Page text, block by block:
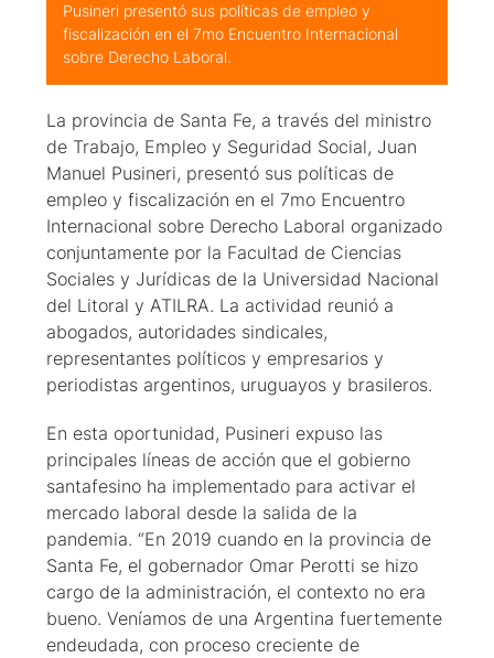
Pusineri presentó sus políticas de empleo y
fiscalización en el 7mo Encuentro Internacional
sobre Derecho Laboral.
La provincia de Santa Fe, a través del ministro
de Trabajo, Empleo y Seguridad Social, Juan
Manuel Pusineri, presentó sus políticas de
empleo y fiscalización en el 7mo Encuentro
Internacional sobre Derecho Laboral organizado
conjuntamente por la Facultad de Ciencias
Sociales y Jurídicas de la Universidad Nacional
del Litoral y ATILRA. La actividad reunió a
abogados, autoridades sindicales,
representantes políticos y empresarios y
periodistas argentinos, uruguayos y brasileros.
En esta oportunidad, Pusineri expuso las
principales líneas de acción que el gobierno
santafesino ha implementado para activar el
mercado laboral desde la salida de la
pandemia. “En 2019 cuando en la provincia de
Santa Fe, el gobernador Omar Perotti se hizo
cargo de la administración, el contexto no era
bueno. Veníamos de una Argentina fuertemente
endeudada, con proceso creciente de